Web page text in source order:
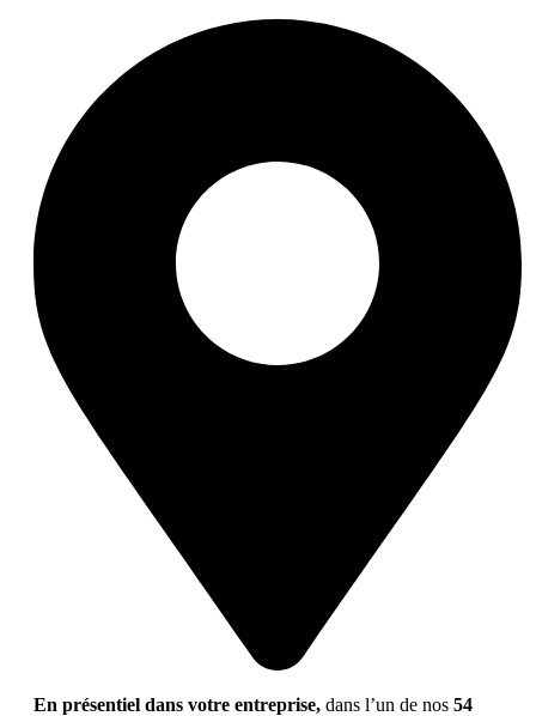
En présentiel dans votre entreprise, dans l’un de nos 54